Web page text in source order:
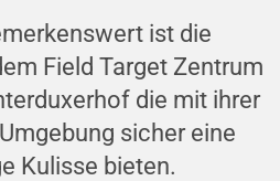
ist die
Field Target Zentrum
die mit ihrer
sicher eine
Kulisse bieten.